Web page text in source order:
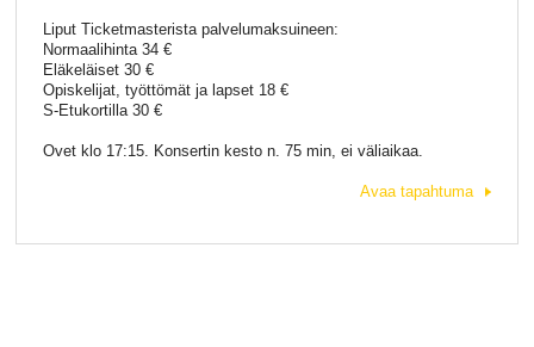
Liput Ticketmasterista palvelumaksuineen:
Normaalihinta 34 €
Eläkeläiset 30 €
Opiskelijat, työttömät ja lapset 18 €
S-Etukortilla 30 €
Ovet klo 17:15. Konsertin kesto n. 75 min, ei väliaikaa.
Avaa tapahtuma